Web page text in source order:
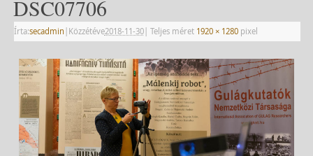
DSC07706
Írta:secadmin | Közzétéve2018-11-30| Teljes méret 1920 × 1280pixel